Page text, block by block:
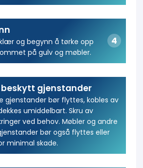
og begynn å tørke opp
på gulv og møbler.
beskytt gjenstander
gjenstander bør flyttes, kobles av
umiddelbart. Skru av
ved behov. Møbler og andre
bør også flyttes eller
minimal skade.